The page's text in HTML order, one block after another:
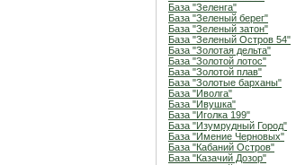
База "Зеленга"
База "Зеленый берег"
База "Зеленый затон"
База "Зеленый Остров 54"
База "Золотая дельта"
База "Золотой лотос"
База "Золотой плав"
База "Золотые барханы"
База "Иволга"
База "Ивушка"
База "Иголка 199"
База "Изумрудный Город"
База "Имение Черновых"
База "Кабаний Остров"
База "Казачий Дозор"